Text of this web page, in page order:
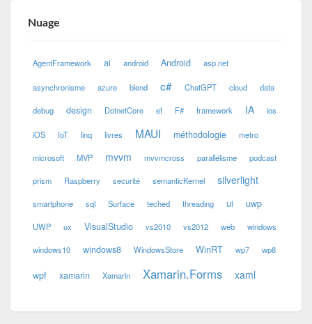
Nuage
AgentFramework ai android Android asp.net
asynchronisme azure blend c# ChatGPT cloud data
debug design DotnetCore ef F# framework IA ios
iOS IoT linq livres MAUI méthodologie metro
microsoft MVP mvvm mvvmcross parallélisme podcast
prism Raspberry securité semanticKernel silverlight
smartphone sql Surface teched threading ui uwp
UWP ux VisualStudio vs2010 vs2012 web windows
windows10 windows8 WindowsStore WinRT wp7 wp8
wpf xamarin Xamarin Xamarin.Forms xaml